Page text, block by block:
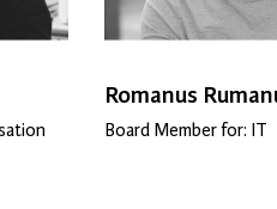
Romanus
Board Member for: IT